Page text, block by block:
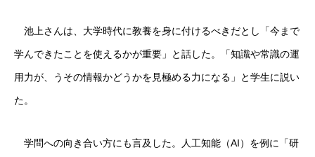
池上さんは、大学時代に教養を身に付けるべきだとし「今まで
学んできたことを使えるかが重要」と話した。「知識や常識の運
用力が、うその情報かどうかを見極める力になる」と学生に説い
た。
学問への向き合い方にも言及した。人工知能（AI）を例に「研